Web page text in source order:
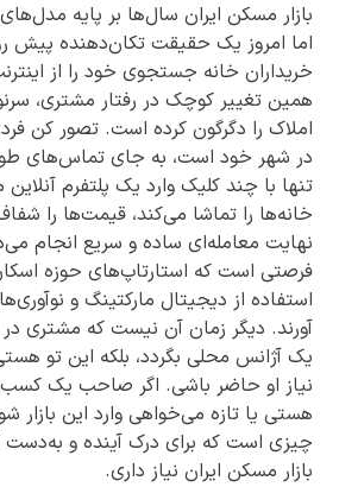
بازار مسکن ایران سال‌ها بر پایه
اما امروز یک حقیقت تکان‌دهنده پیش
خریداران خانه جستجوی خود را از
همین تغییر کوچک در رفتار مشتری،
املاک را دگرگون کرده است. تصور کن
در شهر خود است، به جای تماس‌های
تنها با چند کلیک وارد یک پلتفرم
خانه‌ها را تماشا می‌کند، قیمت‌ها را
نهایت معامله‌ای ساده و سریع انجام
فرصتی است که استارتاپ‌های حوزه
آورند. دیگر زمان آن نیست که مشتری در
یک آژانس محلی بگردد، بلکه این تو
نیاز او حاضر باشی. اگر صاحب یک
هستی یا تازه می‌خواهی وارد این بازار
چیزی است که برای درک آینده و به‌دست
بازار مسکن ایران نیاز داری.